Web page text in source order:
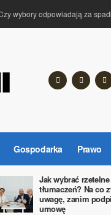
wybory odpowiadają za
Gospodarka Prawo
Jak wybrać
tłumaczeń? Na co
uwagę, zanim
umowę